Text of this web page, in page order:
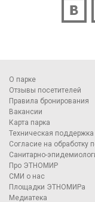
О парке
Отзывы посетителей
Правила бронирования
Вакансии
Карта парка
Техническая поддержка
Согласие на обработку
Санитарно-
Про ЭТНОМИР
СМИ о нас
Площадки ЭТНОМИРа
Медиатека